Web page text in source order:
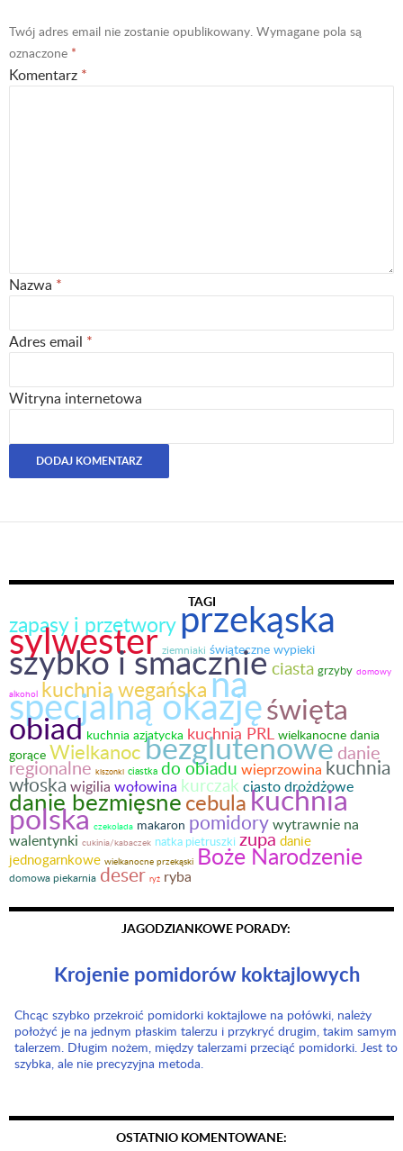
Twój adres email nie zostanie opublikowany. Wymagane pola są
oznaczone *
Komentarz *
Nazwa *
Adres email *
Witryna internetowa
TAGI
zapasy i przetworyprzekąska
sylwester ziemniaki świąteczne wypieki
szybko i smacznieciasta grzyby domowy
alkohol kuchnia wegańskana
specjalną okazjęświęta
obiad kuchnia azjatycka kuchnia PRL wielkanocne dania
gorące Wielkanocbezglutenowe danie
regionalne kiszonki ciastka do obiadu wieprzowina kuchnia
włoska wigilia wołowina kurczak ciasto drożdżowe
danie bezmięsnecebulakuchnia
polska czekolada makaron pomidorywytrawnie na
walentynki cukinia/kabaczek natka pietruszki zupa danie
jednogarnkowe wielkanocne przekąski Boże Narodzenie
domowa piekarnia deser ryż ryba
JAGODZIANKOWE PORADY:
Krojenie pomidorów koktajlowych
Chcąc szybko przekroić pomidorki koktajlowe na połówki, należy
położyć je na jednym płaskim talerzu i przykryć drugim, takim samym
talerzem. Długim nożem, między talerzami przeciąć pomidorki. Jest to
szybka, ale nie precyzyjna metoda.
OSTATNIO KOMENTOWANE: